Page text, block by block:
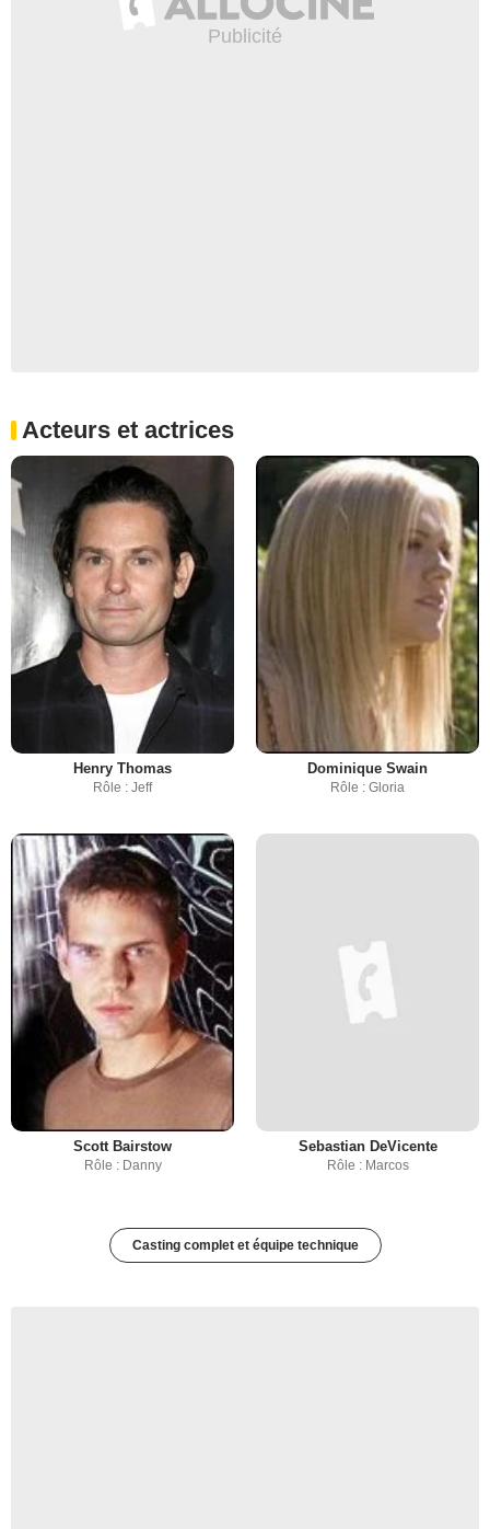
Acteurs et actrices
Henry Thomas
Rôle : Jeff
Dominique Swain
Rôle : Gloria
Scott Bairstow
Rôle : Danny
Sebastian DeVicente
Rôle : Marcos
Casting complet et équipe technique